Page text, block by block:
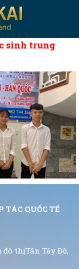
sinh trung
TÁC QUỐC TẾ
đô thịTân Tây Đô,